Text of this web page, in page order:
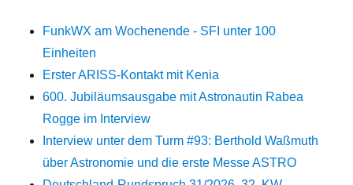
FunkWX am Wochenende - SFI unter 100
Einheiten
Erster ARISS-Kontakt mit Kenia
600. Jubiläumsausgabe mit Astronautin Rabea
Rogge im Interview
Interview unter dem Turm #93: Berthold Waßmuth
über Astronomie und die erste Messe ASTRO